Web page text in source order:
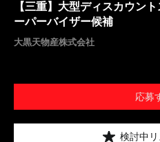
【三重】大型ディスカウン
ーパーバイザー候補
大黒天物産株式会社
応募
検討中